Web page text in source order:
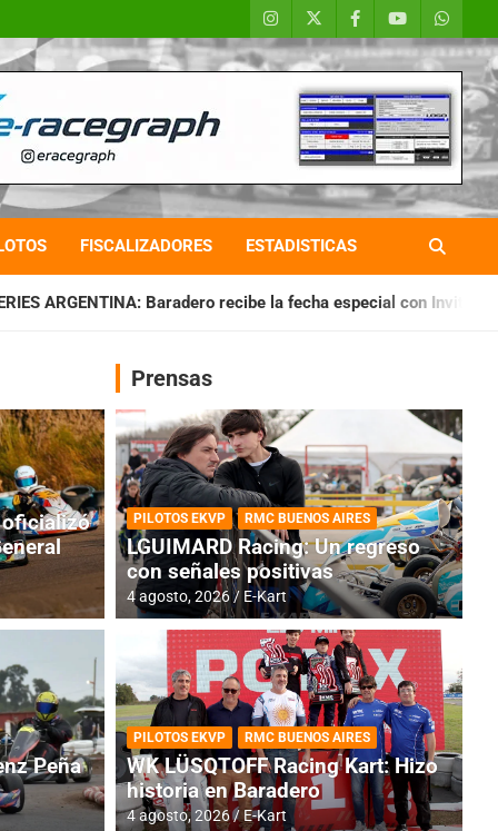
FISCALIZADORES ESTADISTICAS
recibe la fecha especial con Invitados CHAQUEÑO
RMC BUENOS AIRES
Cerró una jornada
oficializó
Peña
Prensas
PILOTOS EKVP RMC BUENOS AIRES
LGUIMARD Racing: Un regreso
con señales positivas
4 agosto, 2026 E-Kart
PILOTOS EKVP RMC BUENOS AIRES
WK LÜSQTOFF Racing Kart: Hizo
historia en Baradero
4 agosto, 2026 E-Kart